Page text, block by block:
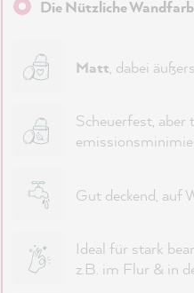
Die Nützliche
Matt , dabei
Scheuerfest,
Gut deckend, auf
Ideal für stark
z.B. im Flur & in